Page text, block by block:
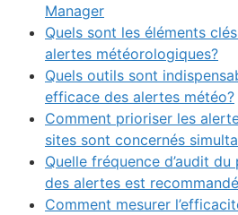
Manager
Quels sont les éléments
alertes météorologiques?
Quels outils sont
efficace des alertes météo?
Comment prioriser les
sites sont concernés
Quelle fréquence d’audit
des alertes est
Comment mesurer